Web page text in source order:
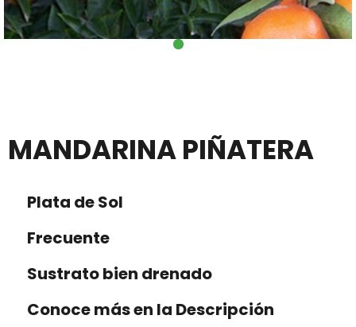
MANDARINA PIÑATERA
Plata de Sol
Frecuente
Sustrato bien drenado
Conoce más en la Descripción